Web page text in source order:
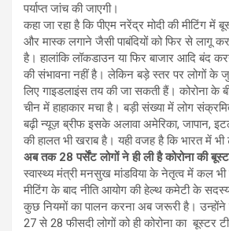
पर्याप्त जांच की जाएगी।
कहा जा रहा है कि पीएम नरेंद्र मोदी की मीटिंग में
और मास्क लगाने जैसी पाबंदियों को फिर से लागू
है। हालांकि लॉकडाउन या फिर बाजार आदि बंद
की संभावना नहीं है। लेकिन बड़े स्तर पर लोगों के
लिए गाइडलाइंस तय की जा सकती हैं। कोरोना के
चीन में हाहाकार मचा है। बड़ी संख्या में लोग
बढ़ी न्यूज़ ब्रीफ इसके अलावा अमेरिका, जापान,
की हालत भी खराब है। यही वजह है कि भारत में
अब तक 28 पर्सेंट लोगों ने ही ली है कोरोना की
स्वास्थ्य मंत्री मनसुख मांडविया के नेतृत्व में कल
मीटिंग के बाद नीति आयोग की हेल्थ कमेटी के
कुछ नियमों का पालन करना अब जरूरी है।
27 से 28 फीसदी लोगों को ही कोरोना का